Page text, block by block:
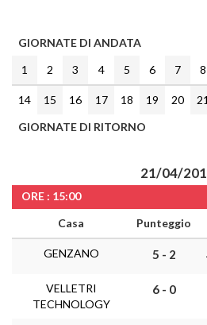
GIORNATE DI ANDATA
1
2 3 4 5 6 7 8
14 15 16 17 18 19 20 21
GIORNATE DI RITORNO
21/04/
ORE : 15:00
Casa
Punteggio
GENZANO 5 - 2
VELLETRI
TECHNOLOGY
6 - 0